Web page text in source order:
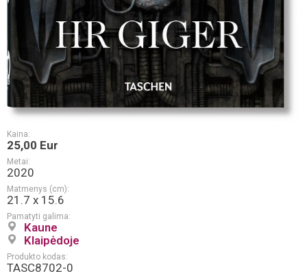
Kaina:
25,00 Eur
Metai:
2020
Matmenys (cm):
21.7 x 15.6
Pamatyti galima:
Kaune
Klaipėdoje
Produkto kodas:
TASC8702-0